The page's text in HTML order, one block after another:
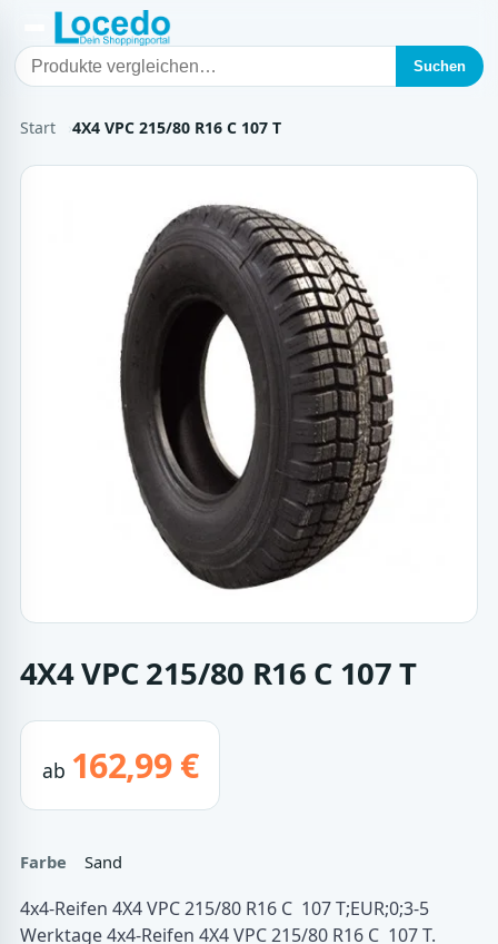
Suchen
Start 4X4 VPC 215/80 R16 C 107 T
4X4 VPC 215/80 R16 C 107 T
ab 162,99 €
Farbe Sand
4x4-Reifen 4X4 VPC 215/80 R16 C 107 T;EUR;0;3-5
Werktage 4x4-Reifen 4X4 VPC 215/80 R16 C 107 T.